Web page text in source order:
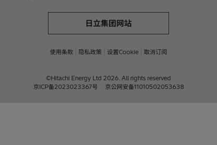
日立集团网站
使用条款 隐私政策 设置Cookie 取消订阅
©Hitachi Energy Ltd 2026. All rights reserved
京ICP备2023023367号
京公网安备11010502053638